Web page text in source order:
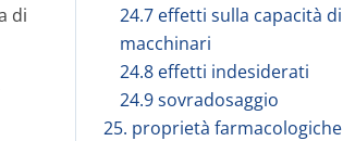
24.7 effetti sulla capacità
macchinari
24.8 effetti indesiderati
24.9 sovradosaggio
25. proprietà farmacologiche
di